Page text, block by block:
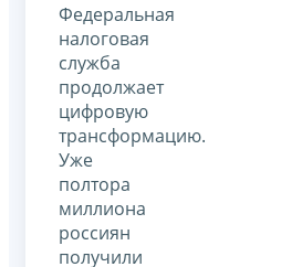
Федеральная
налоговая
служба
продолжает
цифровую
трансформацию.
Уже
полтора
миллиона
россиян
получили